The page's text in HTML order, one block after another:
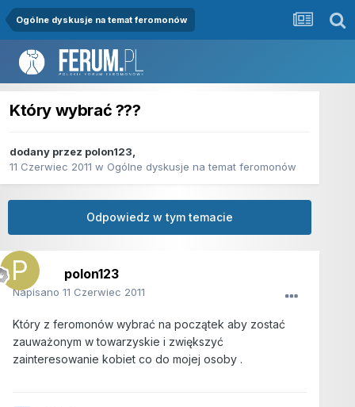
Ogólne dyskusje na temat feromonów
Który wybrać ???
dodany przez polon123,
11 Czerwiec 2011 w Ogólne dyskusje na temat feromonów
Odpowiedz w tym temacie
polon123
Napisano 11 Czerwiec 2011
Który z feromonów wybrać na początek aby zostać
zauważonym w towarzyskie i zwiększyć
zainteresowanie kobiet co do mojej osoby .